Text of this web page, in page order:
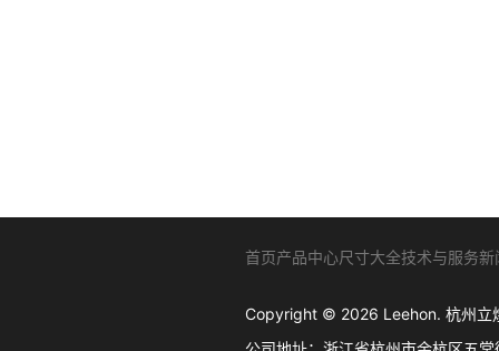
首页产品中心尺寸大全技术与服务新
Copyright © 2026 Leehon. 杭州立